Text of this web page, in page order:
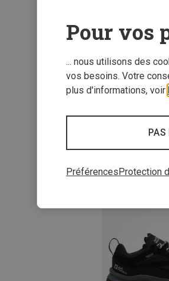
Pour vos
... nous utilisons des
vos besoins. Votre
plus d'informations, voir
PAS
PréférencesProtection